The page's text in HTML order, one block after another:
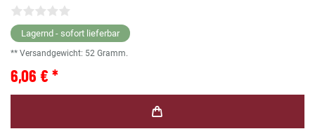
Lagernd - sofort lieferbar
** Versandgewicht: 52 Gramm.
6,06 € *